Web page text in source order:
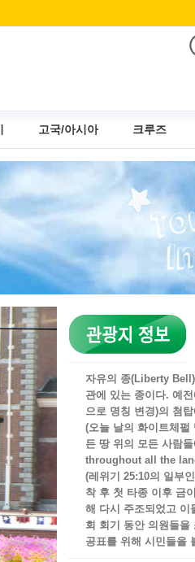
고국/아시아 크루즈
자유의 종(Liberty
관에 있는 종이다. 예
으로 명칭 변경)의 첨
(오늘 날의 화이트체펄
든 땅 위의 모든 사람
throughout all the
(레위기 25:10의 일부
착 후 첫 타종 이후 금
해 다시 주조되었고 이
회 회기 동안 의원들을
공표를 위해 시민들을